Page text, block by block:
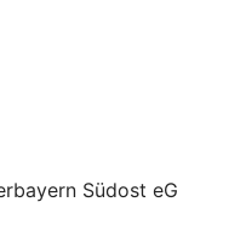
Südost eG